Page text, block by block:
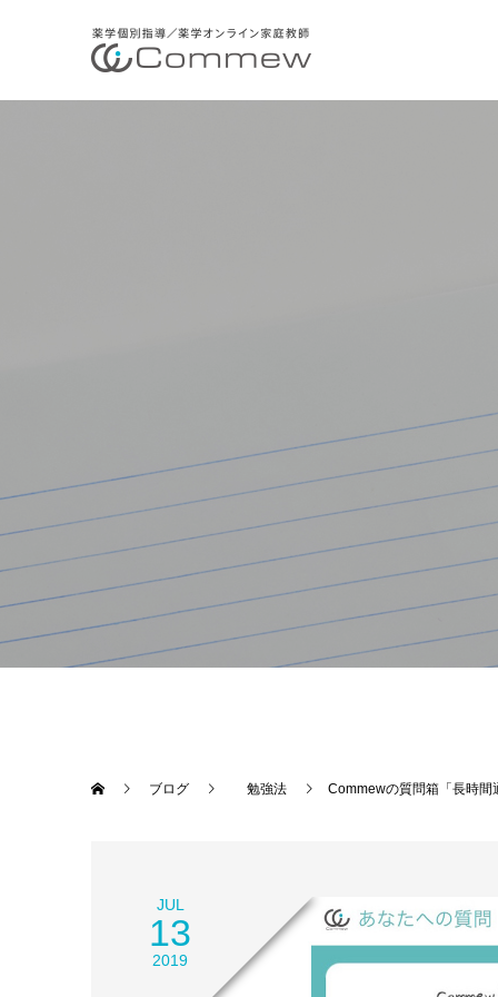
ブログ 勉強法 Commewの質問箱「長時間
JUL
13
2019